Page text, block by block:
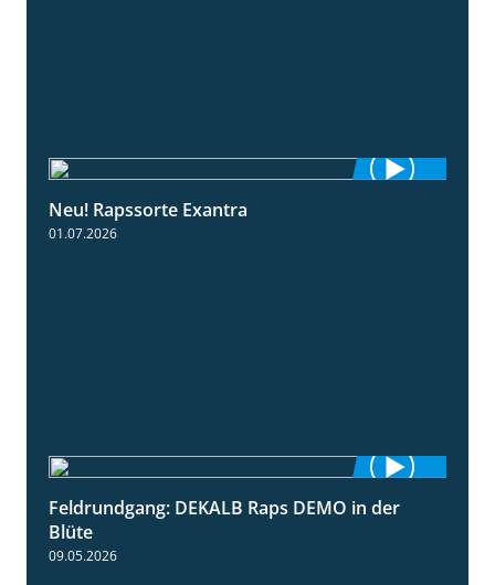
Neu! Rapssorte Exantra
01.07.2026
2:37
Feldrundgang: DEKALB Raps DEMO in der
Blüte
09.05.2026